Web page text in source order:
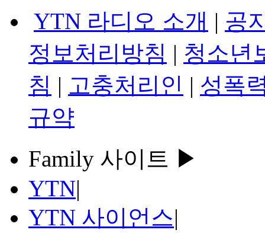
YTN 라디오 소개 | 공
정보처리방침 | 청소년
침 | 고충처리인 | 성폭
규약
Family 사이트 ▶
YTN|
YTN 사이언스|